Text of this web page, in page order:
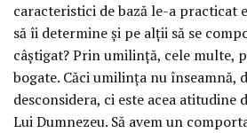
caracteristici de bază le-a practicat
să îi determine și pe alții să se
câștigat? Prin umilință, cele multe,
bogate. Căci umilința nu înseamnă,
desconsidera, ci este acea atitudine
Lui Dumnezeu. Să avem un